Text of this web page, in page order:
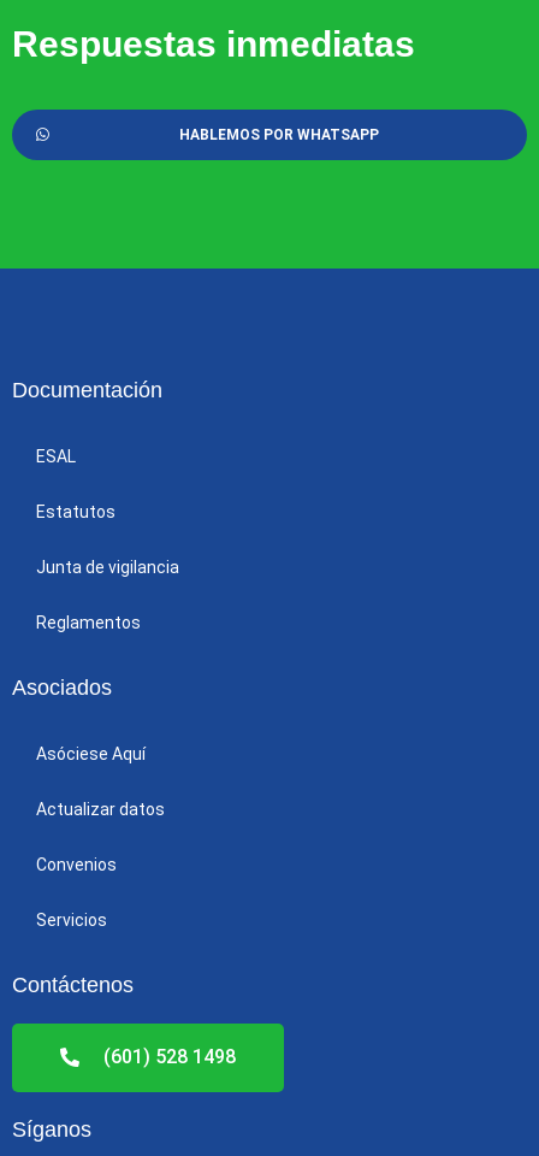
Respuestas inmediatas
HABLEMOS POR WHATSAPP
Documentación
ESAL
Estatutos
Junta de vigilancia
Reglamentos
Asociados
Asóciese Aquí
Actualizar datos
Convenios
Servicios
Contáctenos
(601) 528 1498
Síganos